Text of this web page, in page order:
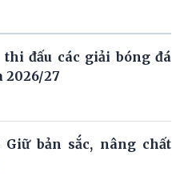
đấu các giải bóng đá
2026/27
bản sắc, nâng chất